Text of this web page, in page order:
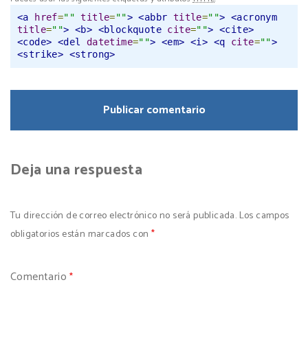
<a href="" title=""> <abbr title=""> <acronym
title=""> <b> <blockquote cite=""> <cite>
<code> <del datetime=""> <em> <i> <q cite="">
<strike> <strong>
Deja una respuesta
Tu dirección de correo electrónico no será publicada. Los campos
obligatorios están marcados con *
Comentario*